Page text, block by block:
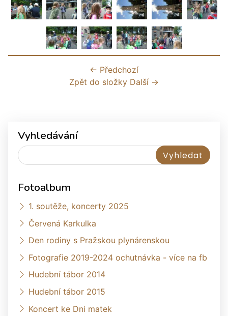
← Předchozí
Zpět do složky Další →
Vyhledávání
Fotoalbum
1. soutěže, koncerty 2025
Červená Karkulka
Den rodiny s Pražskou plynárenskou
Fotografie 2019-2024 ochutnávka - více na fb
Hudební tábor 2014
Hudební tábor 2015
Koncert ke Dni matek